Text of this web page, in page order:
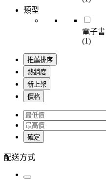
類型
電子書
(1)
推薦排序
熱銷度
新上架
價格
確定
配送方式